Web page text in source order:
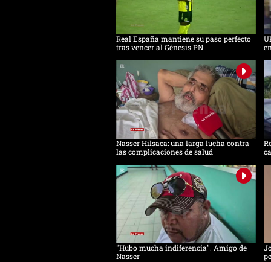
Real España mantiene su paso perfecto
tras vencer al Génesis PN
Nasser Hilsaca: una larga lucha contra
las complicaciones de salud
"Hubo mucha indiferencia". Amigo de
Nasser